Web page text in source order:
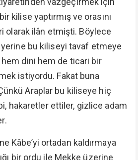
kilise yaptırmış ve orasını
olarak ilân etmişti. Böylece
yerine bu kiliseyi tavaf etmeye
hem dini hem de ticari bir
istiyordu. Fakat buna
Araplar bu kiliseye hiç
hakaretler ettiler, gizlice adam
Kâbe’yi ortadan kaldırmaya
bir ordu ile Mekke üzerine